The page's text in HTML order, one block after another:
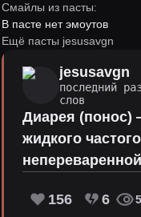
Смайлы из пасты:
В пасте нет эмоутов
Ещё пасты jesusavgn
jesusavgn
последний
слов
Диарея (понос)
жидкого
156 6